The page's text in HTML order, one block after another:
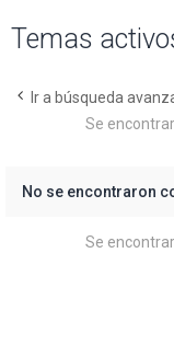
Temas
Ir a búsqueda
Se
No se encontraron
Se